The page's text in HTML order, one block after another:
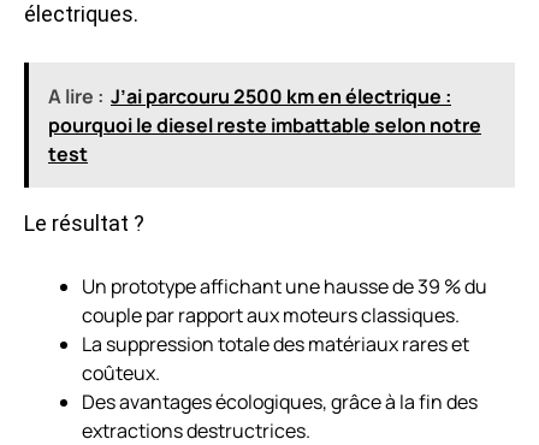
électriques.
A lire : J’ai parcouru 2500 km en électrique :
pourquoi le diesel reste imbattable selon notre
test
Le résultat ?
Un prototype affichant une hausse de 39 % du
couple par rapport aux moteurs classiques.
La suppression totale des matériaux rares et
coûteux.
Des avantages écologiques, grâce à la fin des
extractions destructrices.